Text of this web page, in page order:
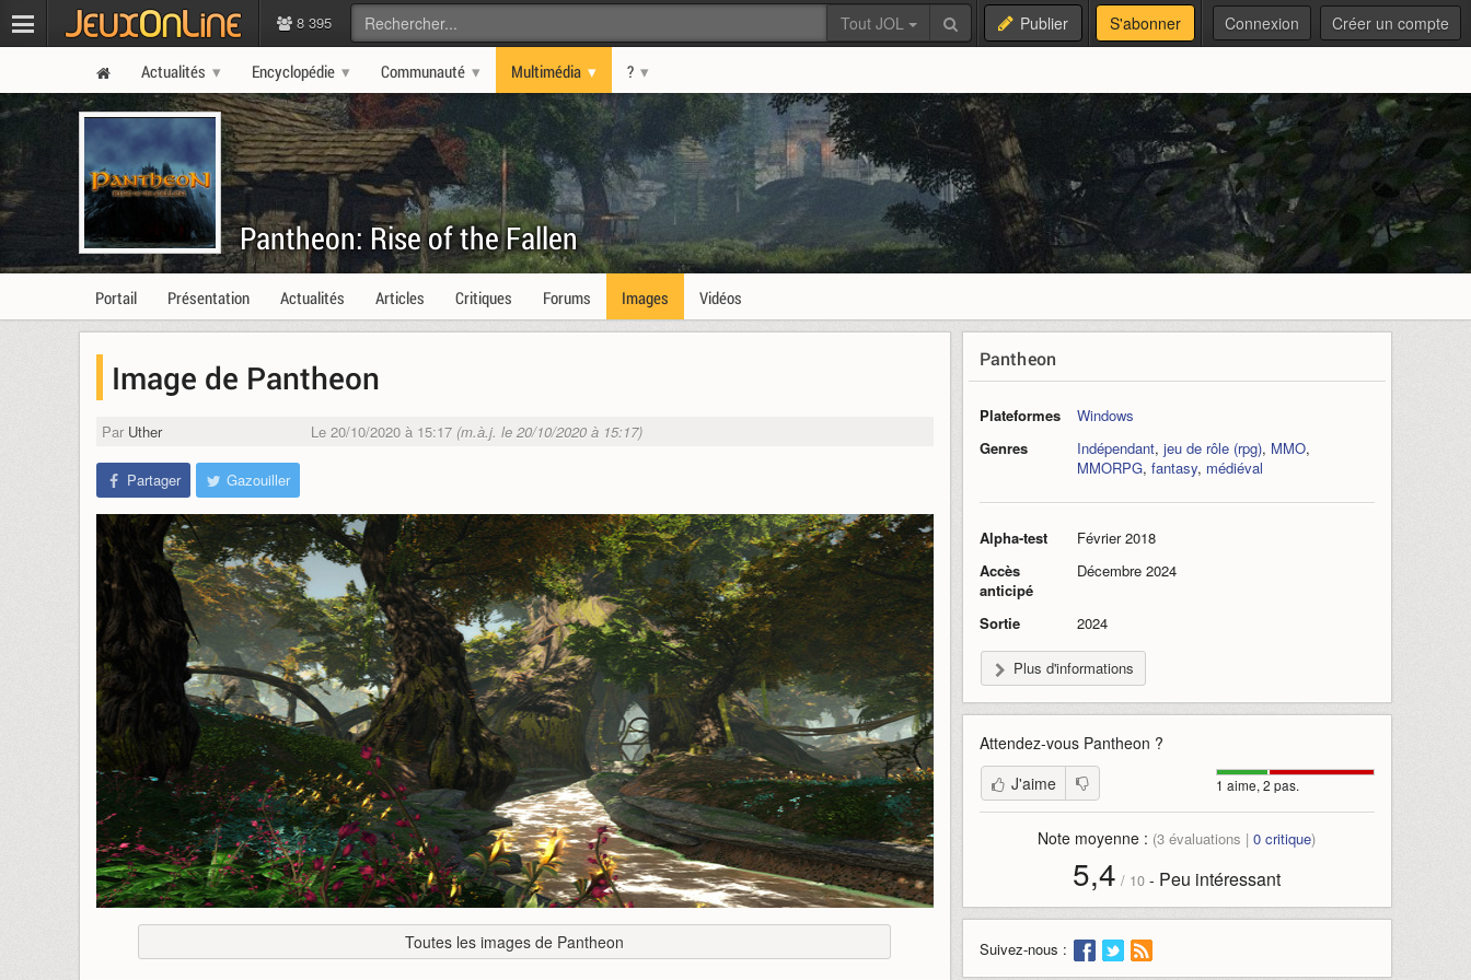
8 395 Tout JOL Publier S'abonner Connexion Créer un compte
Actualités Encyclopédie Communauté Multimédia ?
Pantheon: Rise of the Fallen
Portail Présentation Actualités Articles Critiques Forums Images Vidéos
Image de Pantheon
Par Uther Le 20/10/2020 à 15:17 (m.à.j. le 20/10/2020 à 15:17)
Partager Gazouiller
Toutes les images de Pantheon
Pantheon
Plateformes
Windows
Genres
Indépendant, jeu de rôle (rpg), MMO,
MMORPG, fantasy, médiéval
Alpha-test
Février 2018
Accès
anticipé
Décembre 2024
Sortie 2024
Plus d'informations
Attendez-vous Pantheon ?
1 aime, 2 pas.
J'aime
Note moyenne : (3 évaluations |0 critique)
5,4 / 10 - Peu intéressant
Suivez-nous :